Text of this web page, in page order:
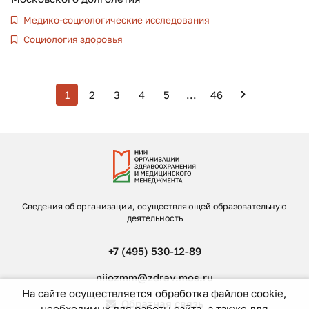
Медико-социологические исследования
Социология здоровья
1 2 3 4 5 46
Сведения об организации, осуществляющей образовательную
деятельность
+7 (495) 530-12-89
niiozmm@zdrav.mos.ru
Обратная связь
На сайте осуществляется обработка файлов cookie,